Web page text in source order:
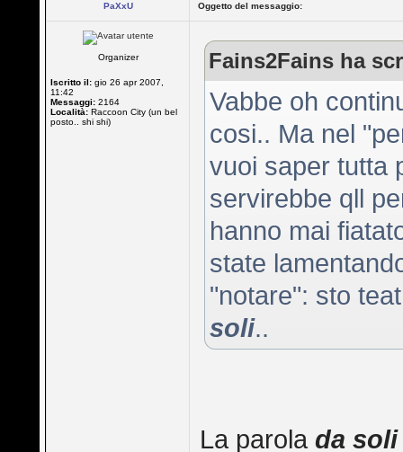
PaXxU Oggetto del messaggio:
Organizer
Iscritto il: gio 26 apr 2007,
11:42
Messaggi: 2164
Località: Raccoon City (un bel
posto.. shi shi)
Fains2Fains ha
Vabbe oh
cosi.. Ma nel
vuoi saper tutta
servirebbe qll
hanno mai
state
"notare": sto
soli..
La parolada soli